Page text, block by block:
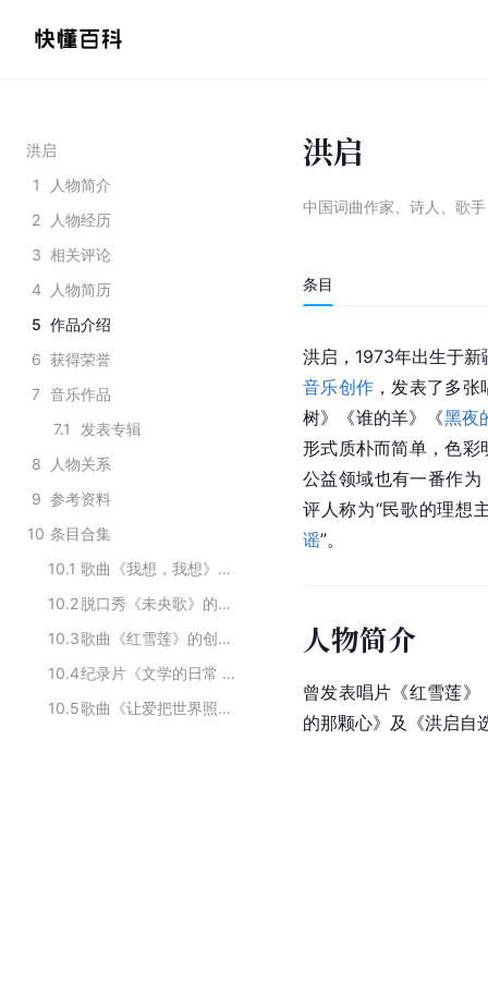
洪启
1
人物简介
2
人物经历
3 相关评论
4
人物简历
5 作品介绍
6 获得荣誉
7 音乐作品
7.1
发表专辑
8
人物关系
9 参考资料
10 条目合集
10.1
歌曲《我想，我想》的演唱者
10.2
脱口秀《未央歌》的主要演员
10.3
歌曲《红雪莲》的创作者
10.4
纪录片《文学的日常 第二季》的演职人员
10.5
歌曲《让爱把世界照亮》的创作人员
洪启
中国词曲作家、诗人、歌手
条目
洪启，1973年出生于
音乐创作 ，发表了多
树》《谁的羊》《黑夜
形式质朴而简单，色
公益领域也有一番作为
评人称为“民歌的理想
谣”。
人物简介
曾发表唱片《红雪莲
的那颗心》及《洪启自